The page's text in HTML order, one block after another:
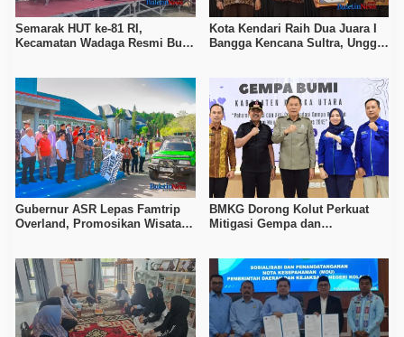
Semarak HUT ke-81 RI,
Kecamatan Wadaga Resmi Buka
Kota Kendari Raih Dua Juara I
Bangga Kencana Sultra, Unggul
Gubernur ASR Lepas Famtrip
Overland, Promosikan Wisata
BMKG Dorong Kolut Perkuat
Mitigasi Gempa dan